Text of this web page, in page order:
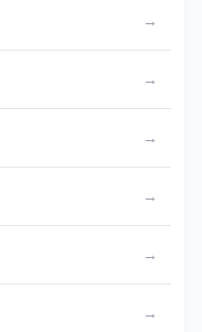
→
→
→
→
→
→